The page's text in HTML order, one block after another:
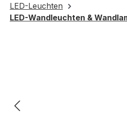
LED-Leuchten
LED-Wandleuchten &